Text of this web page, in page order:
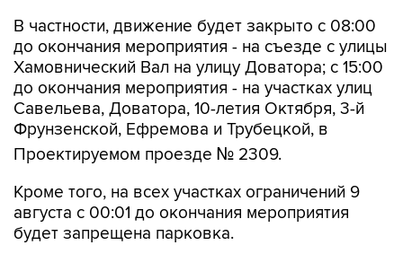
В частности, движение будет закрыто с 08:00
до окончания мероприятия - на съезде с улицы
Хамовнический Вал на улицу Доватора; с 15:00
до окончания мероприятия - на участках улиц
Савельева, Доватора, 10-летия Октября, 3-й
Фрунзенской, Ефремова и Трубецкой, в
Проектируемом проезде № 2309.
Кроме того, на всех участках ограничений 9
августа с 00:01 до окончания мероприятия
будет запрещена парковка.